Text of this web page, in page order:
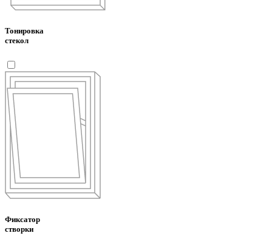
Тонировка
стекол
Фиксатор
створки